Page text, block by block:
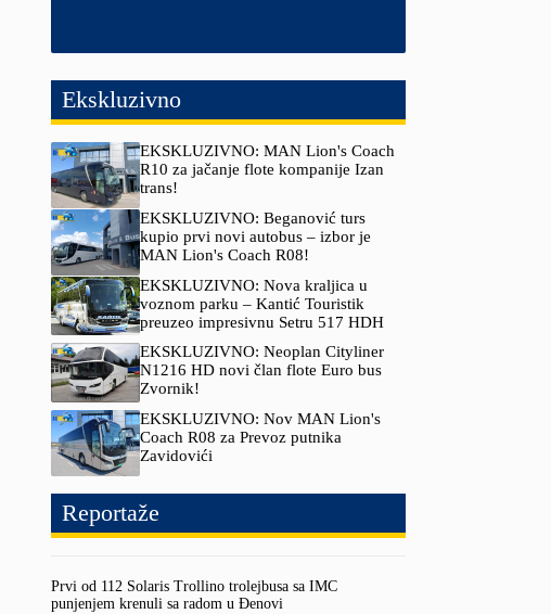
Ekskluzivno
EKSKLUZIVNO: MAN Lion's Coach
R10 za jačanje flote kompanije Izan
trans!
EKSKLUZIVNO: Beganović turs
kupio prvi novi autobus – izbor je
MAN Lion's Coach R08!
EKSKLUZIVNO: Nova kraljica u
voznom parku – Kantić Touristik
preuzeo impresivnu Setru 517 HDH
EKSKLUZIVNO: Neoplan Cityliner
N1216 HD novi član flote Euro bus
Zvornik!
EKSKLUZIVNO: Nov MAN Lion's
Coach R08 za Prevoz putnika
Zavidovići
Reportaže
Prvi od 112 Solaris Trollino trolejbusa sa IMC
punjenjem krenuli sa radom u Đenovi